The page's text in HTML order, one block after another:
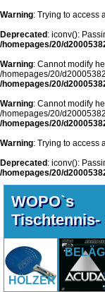
Warning: Trying to access
Deprecated : iconv():
/homepages/20/
Warning: Cannot modify
/homepages/20/
/homepages/20/
Warning: Cannot modify
/homepages/20/
/homepages/20/
Warning: Trying to access
Deprecated : iconv():
/homepages/20/
WOPO`s
HÖLZER